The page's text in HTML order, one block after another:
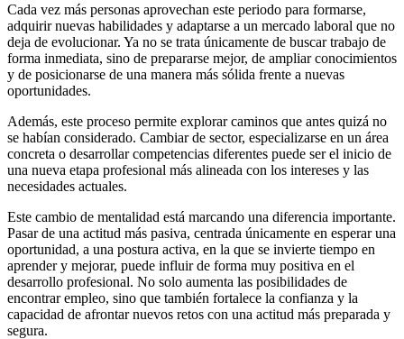
Cada vez más personas aprovechan este periodo para formarse,
adquirir nuevas habilidades y adaptarse a un mercado laboral que no
deja de evolucionar. Ya no se trata únicamente de buscar trabajo de
forma inmediata, sino de prepararse mejor, de ampliar conocimientos
y de posicionarse de una manera más sólida frente a nuevas
oportunidades.
Además, este proceso permite explorar caminos que antes quizá no
se habían considerado. Cambiar de sector, especializarse en un área
concreta o desarrollar competencias diferentes puede ser el inicio de
una nueva etapa profesional más alineada con los intereses y las
necesidades actuales.
Este cambio de mentalidad está marcando una diferencia importante.
Pasar de una actitud más pasiva, centrada únicamente en esperar una
oportunidad, a una postura activa, en la que se invierte tiempo en
aprender y mejorar, puede influir de forma muy positiva en el
desarrollo profesional. No solo aumenta las posibilidades de
encontrar empleo, sino que también fortalece la confianza y la
capacidad de afrontar nuevos retos con una actitud más preparada y
segura.